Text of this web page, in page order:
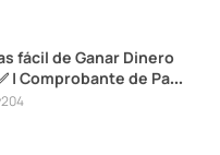
fácil de Ganar Dinero
| Comprobante de Pago